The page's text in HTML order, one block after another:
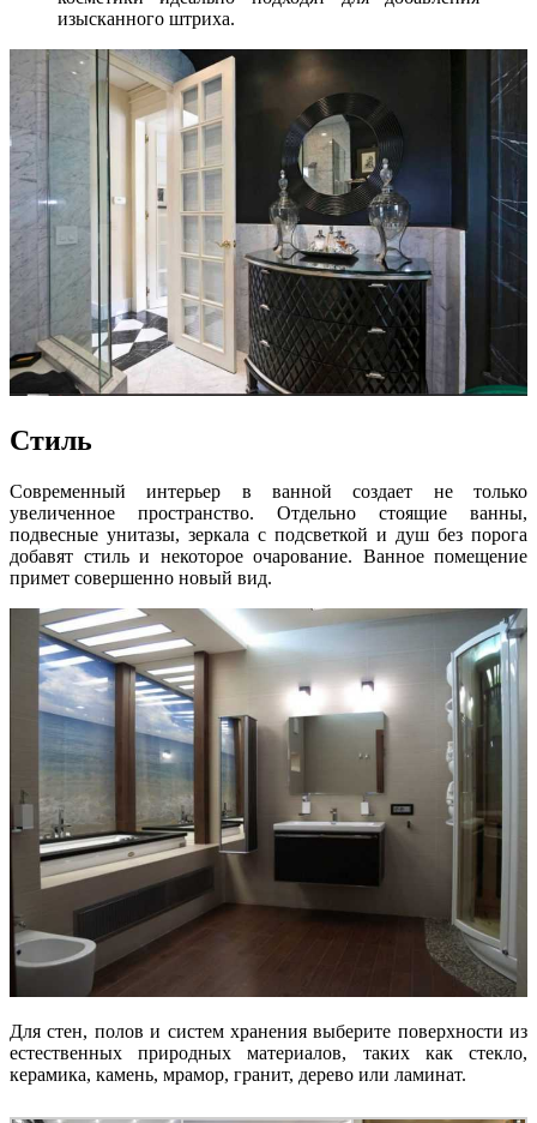
изысканного штриха.
Стиль
Современный интерьер в ванной создает не только
увеличенное пространство. Отдельно стоящие ванны,
подвесные унитазы, зеркала с подсветкой и душ без порога
добавят стиль и некоторое очарование. Ванное помещение
примет совершенно новый вид.
Для стен, полов и систем хранения выберите поверхности из
естественных природных материалов, таких как стекло,
керамика, камень, мрамор, гранит, дерево или ламинат.